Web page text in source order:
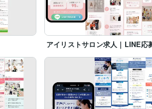
ます。
アイリストサロン求人｜LINE応